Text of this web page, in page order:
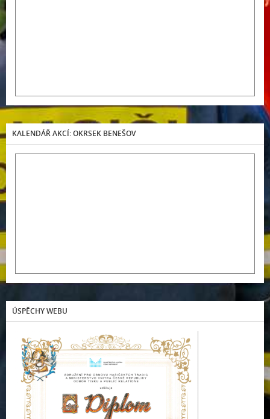
KALENDÁŘ AKCÍ: OKRSEK BENEŠOV
ÚSPĚCHY WEBU